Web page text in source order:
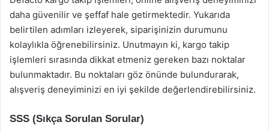
daha güvenilir ve şeffaf hale getirmektedir. Yukarıda
belirtilen adımları izleyerek, siparişinizin durumunu
kolaylıkla öğrenebilirsiniz. Unutmayın ki, kargo takip
işlemleri sırasında dikkat etmeniz gereken bazı noktalar
bulunmaktadır. Bu noktaları göz önünde bulundurarak,
alışveriş deneyiminizi en iyi şekilde değerlendirebilirsiniz.
SSS (Sıkça Sorulan Sorular)